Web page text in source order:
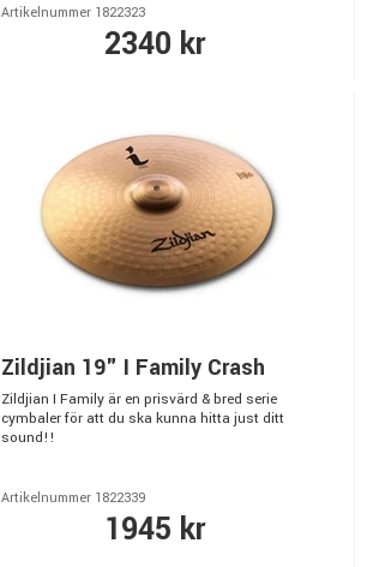
Artikelnummer 1822323
2340 kr
Zildjian 19" I Family Crash
Zildjian I Family är en prisvärd & bred serie
cymbaler för att du ska kunna hitta just ditt
sound!!
Artikelnummer 1822339
1945 kr